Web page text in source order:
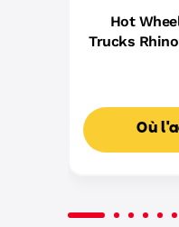
Hot
Trucks
Où